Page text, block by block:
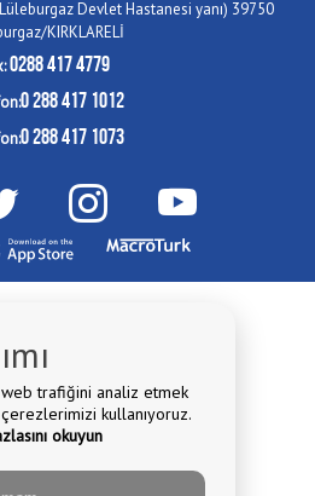
Devlet Hastanesi yanı) 39750
KIRKLARELİ
0288 417 4779
0 288 417 1012
0 288 417 1073
trafiğini analiz etmek
kullanıyoruz.
okuyun